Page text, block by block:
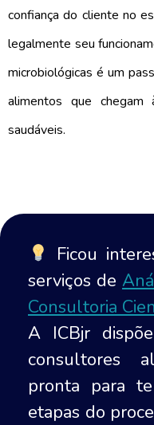
confiança do cliente no
legalmente seu
microbiológicas é um
alimentos que
saudáveis.
Ficou
serviços de
Consultoria
A ICBjr
consultores
pronta para
etapas do